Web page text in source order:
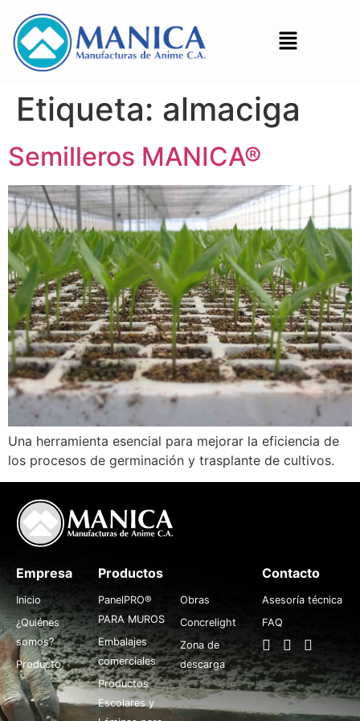
Etiqueta: almaciga
Semilleros MANICA®
Una herramienta esencial para mejorar la eficiencia de
los procesos de germinación y trasplante de cultivos.
Empresa
Inicio
¿Quiénes
somos?
Producto
Productos
PanelPRO®
PARA MUROS
Embalajes
comerciales
Productos
Escolares y
Obras
Concrelight
Zona de
descarga
Contacto
Asesoría técnica
FAQ